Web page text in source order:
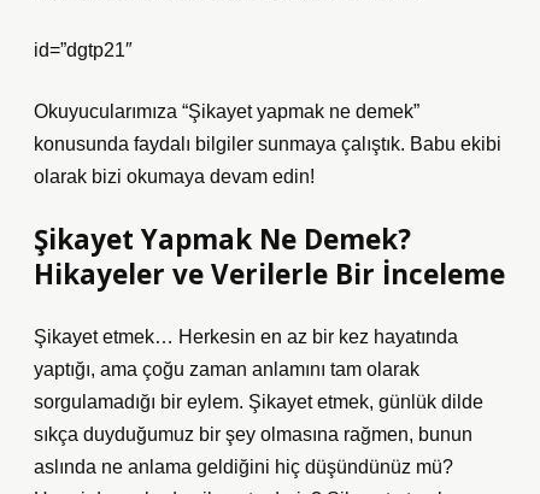
id=”dgtp21″
Okuyucularımıza “Şikayet yapmak ne demek”
konusunda faydalı bilgiler sunmaya çalıştık. Babu ekibi
olarak bizi okumaya devam edin!
Şikayet Yapmak Ne Demek?
Hikayeler ve Verilerle Bir İnceleme
Şikayet etmek… Herkesin en az bir kez hayatında
yaptığı, ama çoğu zaman anlamını tam olarak
sorgulamadığı bir eylem. Şikayet etmek, günlük dilde
sıkça duyduğumuz bir şey olmasına rağmen, bunun
aslında ne anlama geldiğini hiç düşündünüz mü?